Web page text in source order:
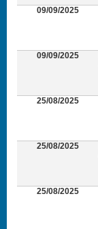
09/09/2025
09/09/2025
25/08/2025
25/08/2025
25/08/2025